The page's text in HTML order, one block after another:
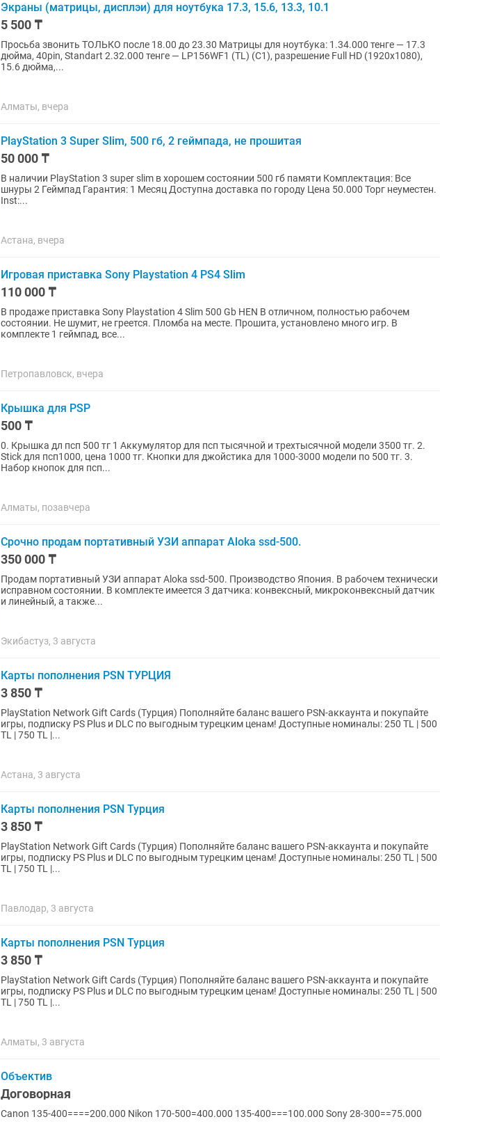
Экраны (матрицы, дисплэи) для ноутбука 17.3, 15.6, 13.3, 10.1
5 500 ₸
Просьба звонить ТОЛЬКО после 18.00 до 23.30 Матрицы для ноутбука: 1.34.000 тенге — 17.3
дюйма, 40pin, Standart 2.32.000 тенге — LP156WF1 (TL) (C1), разрешение Full HD (1920х1080),
15.6 дюйма,...
Алматы, вчера
PlayStation 3 Super Slim, 500 гб, 2 геймпада, не прошитая
50 000 ₸
В наличии PlayStation 3 super slim в хорошем состоянии 500 гб памяти Комплектация: Все
шнуры 2 Геймпад Гарантия: 1 Месяц Доступна доставка по городу Цена 50.000 Торг неуместен.
Inst:...
Астана, вчера
Игровая приставка Sony Playstation 4 PS4 Slim
110 000 ₸
В продаже приставка Sony Playstation 4 Slim 500 Gb HEN В отличном, полностью рабочем
состоянии. Не шумит, не греется. Пломба на месте. Прошита, установлено много игр. В
комплекте 1 геймпад, все...
Петропавловск, вчера
Крышка для PSP
500 ₸
0. Крышка дл псп 500 тг 1 Аккумулятор для псп тысячной и трехтысячной модели 3500 тг. 2.
Stick для псп1000, цена 1000 тг. Кнопки для джойстика для 1000-3000 модели по 500 тг. 3.
Набор кнопок для псп...
Алматы, позавчера
Срочно продам портативный УЗИ аппарат Aloka ssd-500.
350 000 ₸
Продам портативный УЗИ аппарат Aloka ssd-500. Производство Япония. В рабочем технически
исправном состоянии. В комплекте имеется 3 датчика: конвексный, микроконвексный датчик
и линейный, а также...
Экибастуз, 3 августа
Карты пополнения PSN ТУРЦИЯ
3 850 ₸
PlayStation Network Gift Cards (Турция) Пополняйте баланс вашего PSN-аккаунта и покупайте
игры, подписку PS Plus и DLC по выгодным турецким ценам! Доступные номиналы: 250 TL | 500
TL | 750 TL |...
Астана, 3 августа
Карты пополнения PSN Турция
3 850 ₸
PlayStation Network Gift Cards (Турция) Пополняйте баланс вашего PSN-аккаунта и покупайте
игры, подписку PS Plus и DLC по выгодным турецким ценам! Доступные номиналы: 250 TL | 500
TL | 750 TL |...
Павлодар, 3 августа
Карты пополнения PSN Турция
3 850 ₸
PlayStation Network Gift Cards (Турция) Пополняйте баланс вашего PSN-аккаунта и покупайте
игры, подписку PS Plus и DLC по выгодным турецким ценам! Доступные номиналы: 250 TL | 500
TL | 750 TL |...
Алматы, 3 августа
Объектив
Договорная
Canon 135-400====200.000 Nikon 170-500=400.000 135-400===100.000 Sony 28-300==75.000